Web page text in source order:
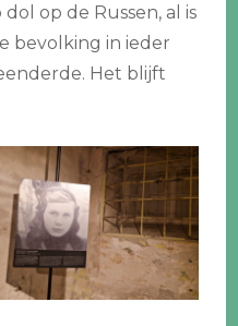
op de Russen, al is
bevolking in ieder
Het blijft